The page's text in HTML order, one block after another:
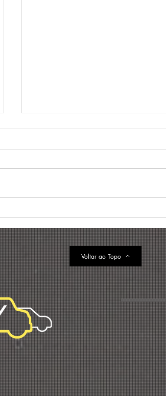
reduzir custos (+ case)
Voltar ao Topo